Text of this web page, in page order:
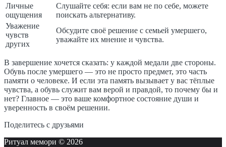
Личные
ощущения
Слушайте себя: если вам не по себе, можете
поискать альтернативу.
Уважение
чувств
других
Обсудите своё решение с семьей умершего,
уважайте их мнение и чувства.
В завершение хочется сказать: у каждой медали две стороны.
Обувь после умершего — это не просто предмет, это часть
памяти о человеке. И если эта память вызывает у вас тёплые
чувства, а обувь служит вам верой и правдой, то почему бы и
нет? Главное — это ваше комфортное состояние души и
уверенность в своём решении.
Поделитесь с друзьями
Ритуал мемори © 2026